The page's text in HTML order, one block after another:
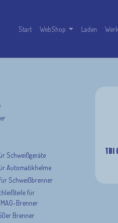
Start WebShop Laden
Schweißgeräte
Automatikhelme
Schweißbrenner
für
Brenner
Brenner
TBI